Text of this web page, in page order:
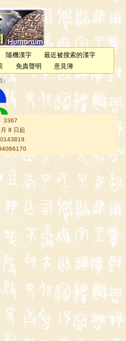
隨機漢字
最近被搜索的漢字
免責聲明 意見簿
）
3367
8 日起